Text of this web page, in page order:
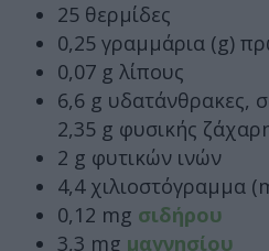
25 θερμίδες
0,25 γραμμάρια (g)
0,07 g λίπους
6,6 g υδατάνθρακες,
2,35 g φυσικής
2 g φυτικών ινών
4,4 χιλιοστόγραμμα
0,12 mg σιδήρου
3,3 mg μαγνησίου